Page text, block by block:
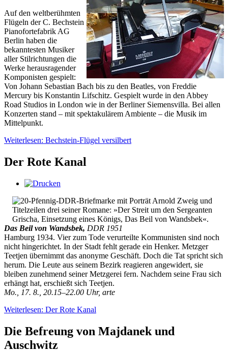
Auf den weltberühmten
Flügeln der C. Bechstein
Pianofortefabrik AG
Berlin haben die
bekanntesten Musiker
aller Stilrichtungen die
Werke herausragender
Komponisten gespielt:
Von Johann Sebastian Bach bis zu den Beatles, von Freddie
Mercury bis Konstantin Lifschitz. Gespielt wurde in den Abbey
Road Studios in London wie in der Berliner Siemensvilla. Bei allen
Konzerten stand – mit spektakulärem Ambiente – die Musik im
Mittelpunkt.
Weiterlesen: Bechstein-Flügel versilbert
Der Rote Kanal
Das Beil von Wandsbek, DDR 1951
Hamburg 1934. Vier zum Tode verurteilte Kommunisten sind noch
nicht hingerichtet. In der Stadt fehlt gerade ein Henker. Metzger
Teetjen übernimmt das anonyme Geschäft. Doch die Tat spricht sich
herum. Die Leute aus seinem Bezirk reagieren angewidert, sie
bleiben zunehmend seiner Metzgerei fern. Nachdem seine Frau sich
erhängt hat, erschießt sich Teetjen.
Mo., 17. 8., 20.15–22.00 Uhr, arte
Weiterlesen: Der Rote Kanal
Die Befreung von Majdanek und
Auschwitz